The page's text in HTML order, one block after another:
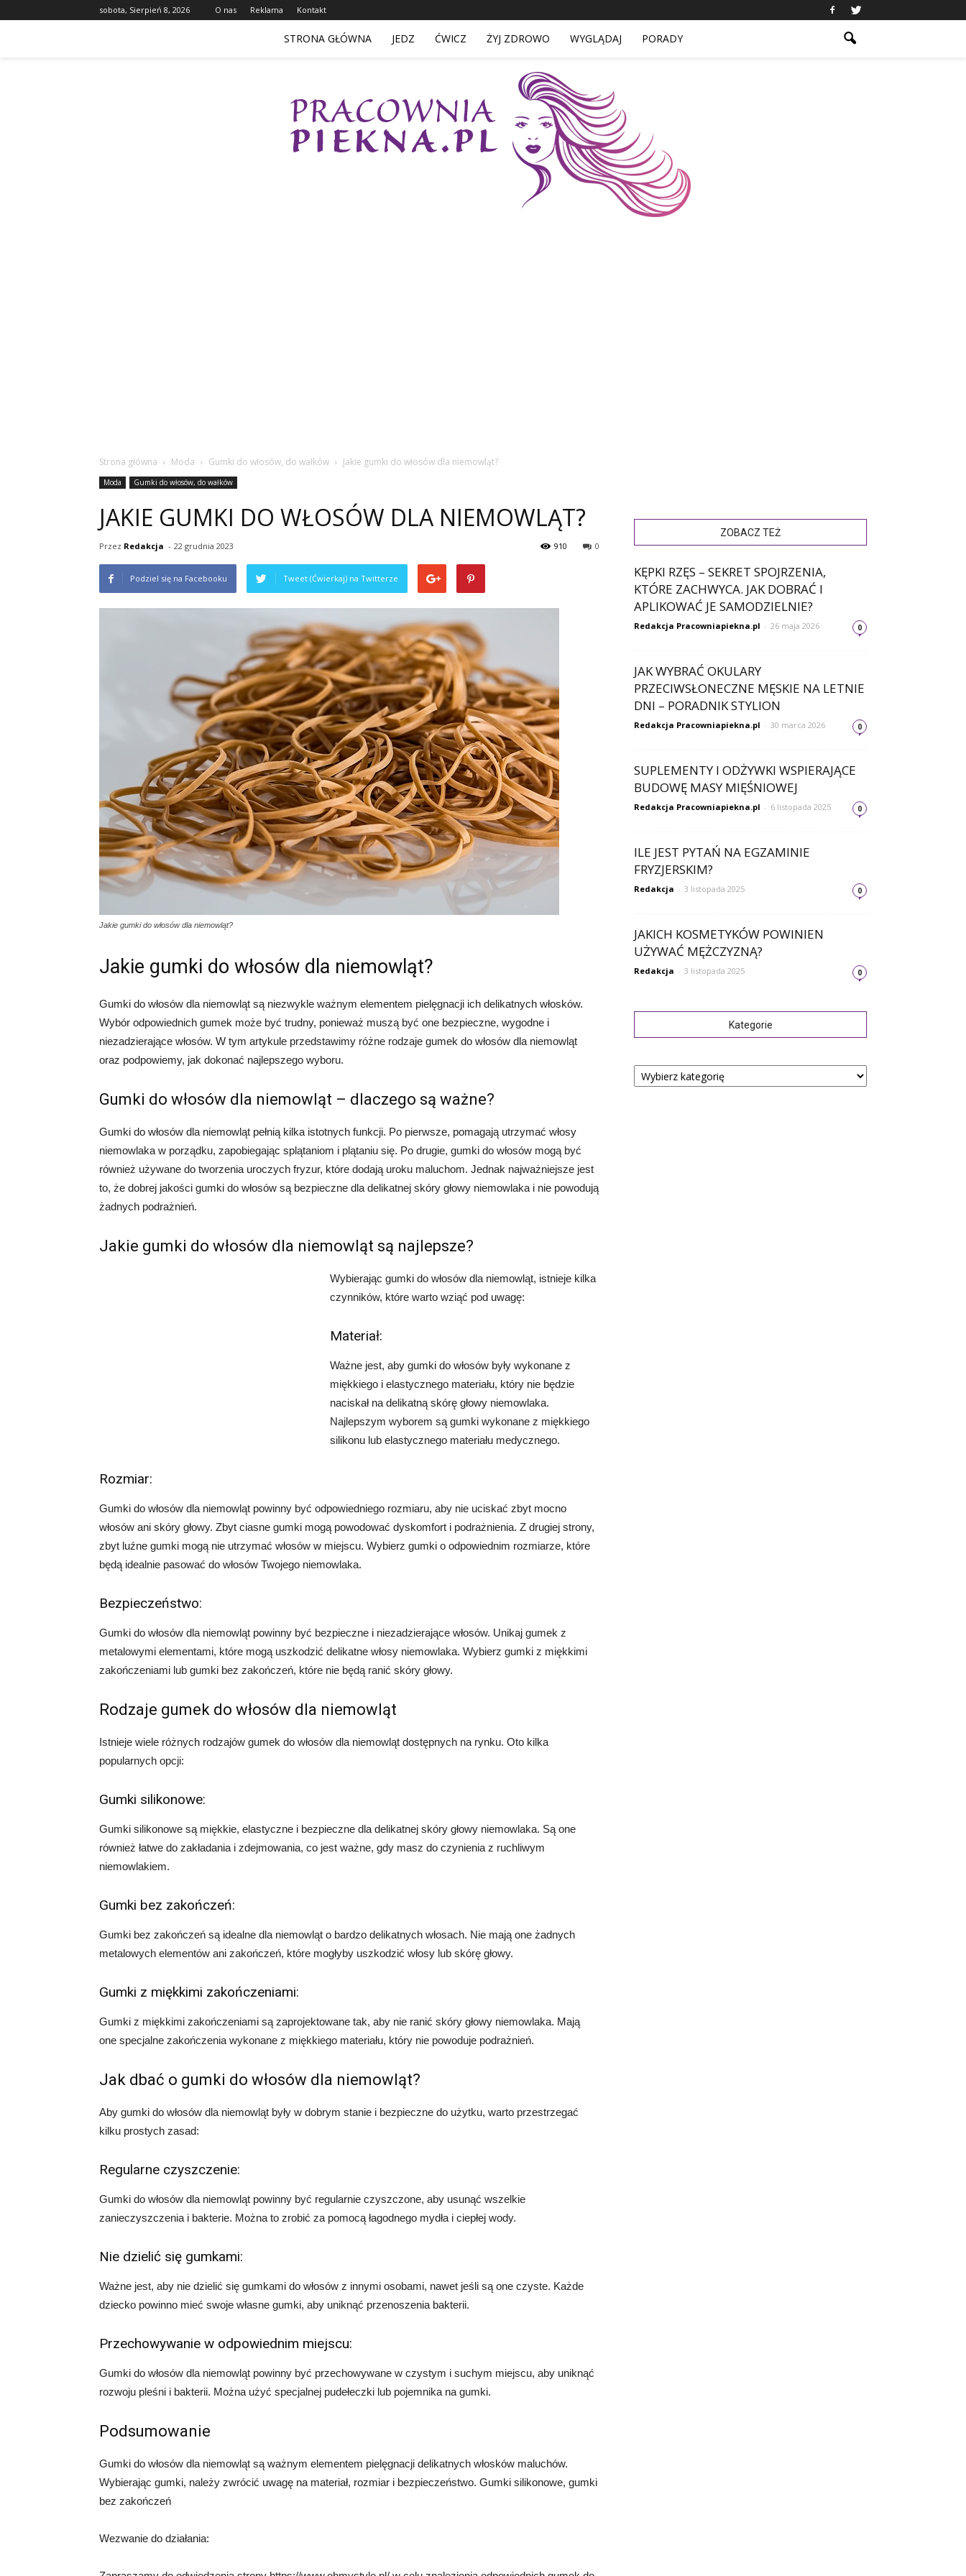
sobota, Sierpień 8, 2026 O nas Reklama Kontakt
STRONA GŁÓWNA JEDZ ĆWICZ ŻYJ ZDROWO WYGLĄDAJ PORADY
Strona główna Moda Gumki do włosów, do wałków Jakie gumki do włosów dla niemowląt?
Moda Gumki do włosów, do wałków
JAKIE GUMKI DO WŁOSÓW DLA NIEMOWLĄT?
Przez Redakcja - 22 grudnia 2023 0
910
Podziel się na Facebooku Tweet (Ćwierkaj) na Twitterze
Jakie gumki do włosów dla niemowląt?
Jakie gumki do włosów dla niemowląt?
Gumki do włosów dla niemowląt są niezwykle ważnym elementem pielęgnacji ich delikatnych włosków.
Wybór odpowiednich gumek może być trudny, ponieważ muszą być one bezpieczne, wygodne i
niezadzierające włosów. W tym artykule przedstawimy różne rodzaje gumek do włosów dla niemowląt
oraz podpowiemy, jak dokonać najlepszego wyboru.
Gumki do włosów dla niemowląt – dlaczego są ważne?
Gumki do włosów dla niemowląt pełnią kilka istotnych funkcji. Po pierwsze, pomagają utrzymać włosy
niemowlaka w porządku, zapobiegając splątaniom i plątaniu się. Po drugie, gumki do włosów mogą być
również używane do tworzenia uroczych fryzur, które dodają uroku maluchom. Jednak najważniejsze jest
to, że dobrej jakości gumki do włosów są bezpieczne dla delikatnej skóry głowy niemowlaka i nie powodują
żadnych podrażnień.
Jakie gumki do włosów dla niemowląt są najlepsze?
Wybierając gumki do włosów dla niemowląt, istnieje kilka
czynników, które warto wziąć pod uwagę:
Materiał:
Ważne jest, aby gumki do włosów były wykonane z
miękkiego i elastycznego materiału, który nie będzie
naciskał na delikatną skórę głowy niemowlaka.
Najlepszym wyborem są gumki wykonane z miękkiego
silikonu lub elastycznego materiału medycznego.
Rozmiar:
Gumki do włosów dla niemowląt powinny być odpowiedniego rozmiaru, aby nie uciskać zbyt mocno
włosów ani skóry głowy. Zbyt ciasne gumki mogą powodować dyskomfort i podrażnienia. Z drugiej strony,
zbyt luźne gumki mogą nie utrzymać włosów w miejscu. Wybierz gumki o odpowiednim rozmiarze, które
będą idealnie pasować do włosów Twojego niemowlaka.
Bezpieczeństwo:
Gumki do włosów dla niemowląt powinny być bezpieczne i niezadzierające włosów. Unikaj gumek z
metalowymi elementami, które mogą uszkodzić delikatne włosy niemowlaka. Wybierz gumki z miękkimi
zakończeniami lub gumki bez zakończeń, które nie będą ranić skóry głowy.
Rodzaje gumek do włosów dla niemowląt
Istnieje wiele różnych rodzajów gumek do włosów dla niemowląt dostępnych na rynku. Oto kilka
popularnych opcji:
Gumki silikonowe:
Gumki silikonowe są miękkie, elastyczne i bezpieczne dla delikatnej skóry głowy niemowlaka. Są one
również łatwe do zakładania i zdejmowania, co jest ważne, gdy masz do czynienia z ruchliwym
niemowlakiem.
Gumki bez zakończeń:
Gumki bez zakończeń są idealne dla niemowląt o bardzo delikatnych włosach. Nie mają one żadnych
metalowych elementów ani zakończeń, które mogłyby uszkodzić włosy lub skórę głowy.
Gumki z miękkimi zakończeniami:
Gumki z miękkimi zakończeniami są zaprojektowane tak, aby nie ranić skóry głowy niemowlaka. Mają
one specjalne zakończenia wykonane z miękkiego materiału, który nie powoduje podrażnień.
Jak dbać o gumki do włosów dla niemowląt?
Aby gumki do włosów dla niemowląt były w dobrym stanie i bezpieczne do użytku, warto przestrzegać
kilku prostych zasad:
Regularne czyszczenie:
Gumki do włosów dla niemowląt powinny być regularnie czyszczone, aby usunąć wszelkie
zanieczyszczenia i bakterie. Można to zrobić za pomocą łagodnego mydła i ciepłej wody.
Nie dzielić się gumkami:
Ważne jest, aby nie dzielić się gumkami do włosów z innymi osobami, nawet jeśli są one czyste. Każde
dziecko powinno mieć swoje własne gumki, aby uniknąć przenoszenia bakterii.
Przechowywanie w odpowiednim miejscu:
Gumki do włosów dla niemowląt powinny być przechowywane w czystym i suchym miejscu, aby uniknąć
rozwoju pleśni i bakterii. Można użyć specjalnej pudełeczki lub pojemnika na gumki.
Podsumowanie
Gumki do włosów dla niemowląt są ważnym elementem pielęgnacji delikatnych włosków maluchów.
Wybierając gumki, należy zwrócić uwagę na materiał, rozmiar i bezpieczeństwo. Gumki silikonowe, gumki
bez zakończeń
Wezwanie do działania:
ZOBACZ TEŻ
KĘPKI RZĘS – SEKRET SPOJRZENIA,
KTÓRE ZACHWYCA. JAK DOBRAĆ I
APLIKOWAĆ JE SAMODZIELNIE?
Redakcja Pracowniapiekna.pl - 26 maja 2026 0
JAK WYBRAĆ OKULARY
PRZECIWSŁONECZNE MĘSKIE NA LETNIE
DNI – PORADNIK STYLION
Redakcja Pracowniapiekna.pl - 30 marca 2026 0
SUPLEMENTY I ODŻYWKI WSPIERAJĄCE
BUDOWĘ MASY MIĘŚNIOWEJ
Redakcja Pracowniapiekna.pl - 6 listopada 2025 0
ILE JEST PYTAŃ NA EGZAMINIE
FRYZJERSKIM?
Redakcja - 3 listopada 2025 0
JAKICH KOSMETYKÓW POWINIEN
UŻYWAĆ MĘŻCZYZNĄ?
Redakcja - 3 listopada 2025 0
Kategorie
Kategorie